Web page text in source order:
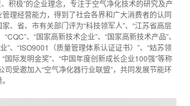
积极”的企业理念，专注于空气净化技术的研究及产
理经营能力，得到了社会各界和广大消费者的认同
、省、市有关部门评为“科技领军人”、“江苏省高层
、“国家高新技术企业”、“国家高新技术产品”、
”、“ISO9001（质量管理体系认证证书）”、“姑苏领
“国际发明金奖”、“中国年度创新成长企业100强”等称
司受邀加入“空气净化器行业联盟”，共同发展节能环